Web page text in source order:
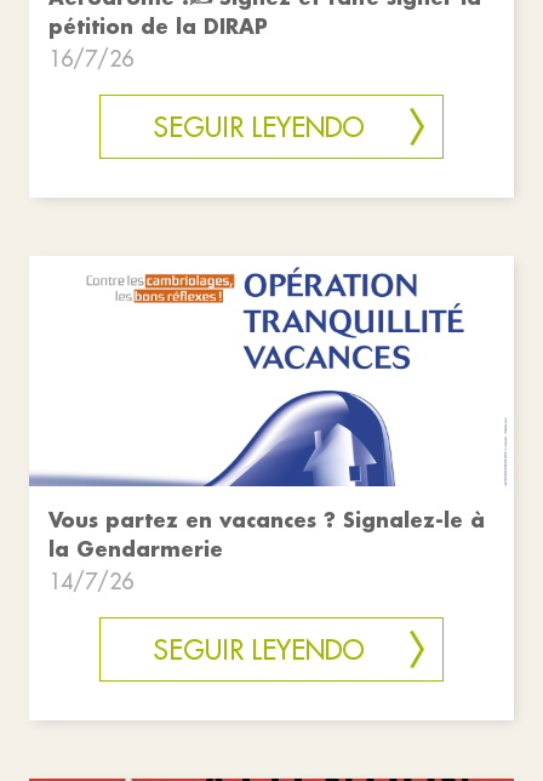
pétition de la DIRAP
16/7/26
SEGUIR LEYENDO
Vous partez en vacances ? Signalez-le à
la Gendarmerie
14/7/26
SEGUIR LEYENDO